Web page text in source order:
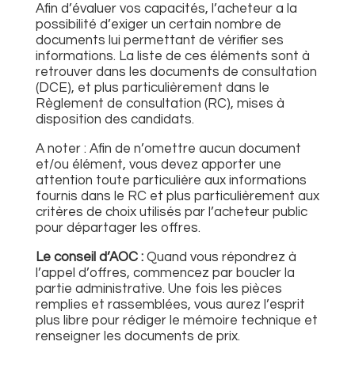
Afin d’évaluer vos capacités, l’acheteur a la
possibilité d’exiger un certain nombre de
documents lui permettant de vérifier ses
informations. La liste de ces éléments sont à
retrouver dans les documents de consultation
(DCE), et plus particulièrement dans le
Règlement de consultation (RC), mises à
disposition des candidats.
A noter : Afin de n’omettre aucun document
et/ou élément, vous devez apporter une
attention toute particulière aux informations
fournis dans le RC et plus particulièrement aux
critères de choix utilisés par l’acheteur public
pour départager les offres.
Le conseil d’AOC :Quand vous répondrez à
l’appel d’offres, commencez par boucler la
partie administrative. Une fois les pièces
remplies et rassemblées, vous aurez l’esprit
plus libre pour rédiger le mémoire technique et
renseigner les documents de prix.